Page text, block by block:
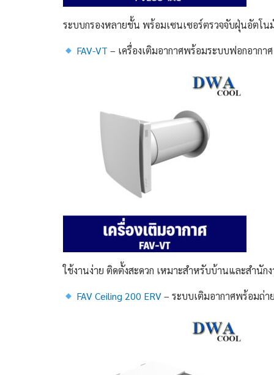
ระบบกรองหลายชั้น พร้อมเซนเซอร์ตรวจจับฝุ่นอัตโน
FAV-VT – เครื่องเติมอากาศพร้อมระบบฟอกอากาศ
ใช้งานง่าย ติดตั้งสะดวก เหมาะสำหรับบ้านและสำนัก
FAV Ceiling 200 ERV– ระบบเติมอากาศพร้อมถ่า